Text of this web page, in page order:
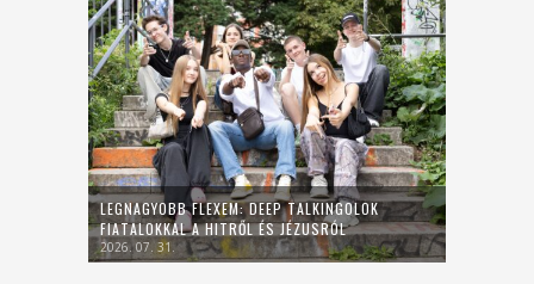
LEGNAGYOBB FLEXEM: DEEP TALKINGOLOK
FIATALOKKAL A HITRŐL ÉS JÉZUSRÓL
2026. 07. 31.